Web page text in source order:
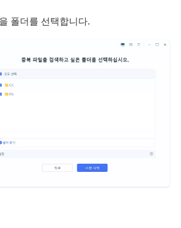
폴더를 선택합니다.